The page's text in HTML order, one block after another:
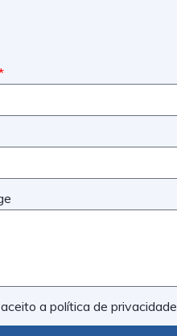
a política de privacidade